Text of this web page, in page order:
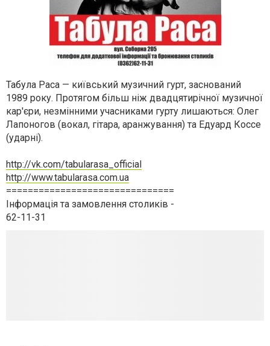
Табула Раса — київський музичний гурт, заснований
1989 року. Протягом більш ніж двадцятирічної музичної
кар'єри, незмінними учасниками гурту лишаються: Олег
Лапоногов (вокал, гітара, аранжування) та Едуард Коссе
(ударні).
http://vk.com/tabularasa_official
http://www.tabularasa.com.ua
===============================
Інформація та замовлення столиків -
62-11-31